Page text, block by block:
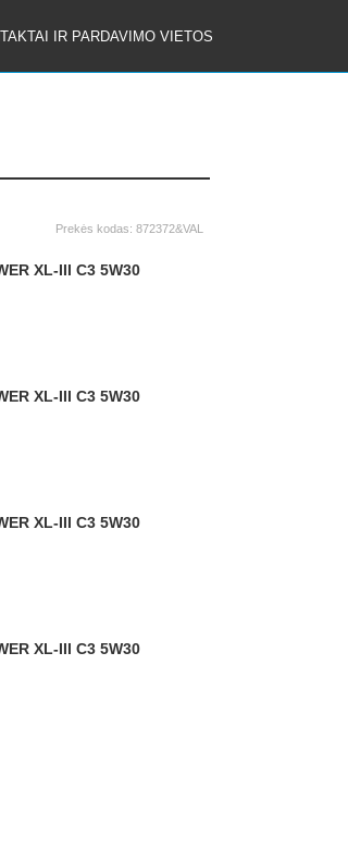
IR PARDAVIMO VIETOS
Prekės kodas: 872372&VAL